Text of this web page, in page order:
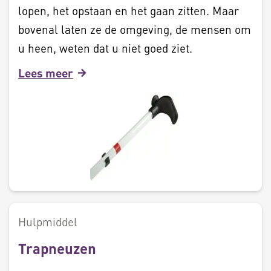
lopen, het opstaan en het gaan zitten. Maar
bovenal laten ze de omgeving, de mensen om
u heen, weten dat u niet goed ziet.
Lees meer
Hulpmiddel
Trapneuzen